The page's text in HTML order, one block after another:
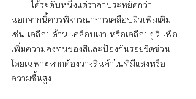
ได้ระดับหนึ่งแต่ราคาประหยัดกว่า
นอกจากนี้ควรพิจารณาการเคลือบผิวเพิ่มเติม
เช่น เคลือบด้าน เคลือบเงา หรือเคลือบยูวี เพื่อ
เพิ่มความคงทนของสีและป้องกันรอยขีดข่วน
โดยเฉพาะหากต้องวางสินค้าในที่มีแสงหรือ
ความชื้นสูง